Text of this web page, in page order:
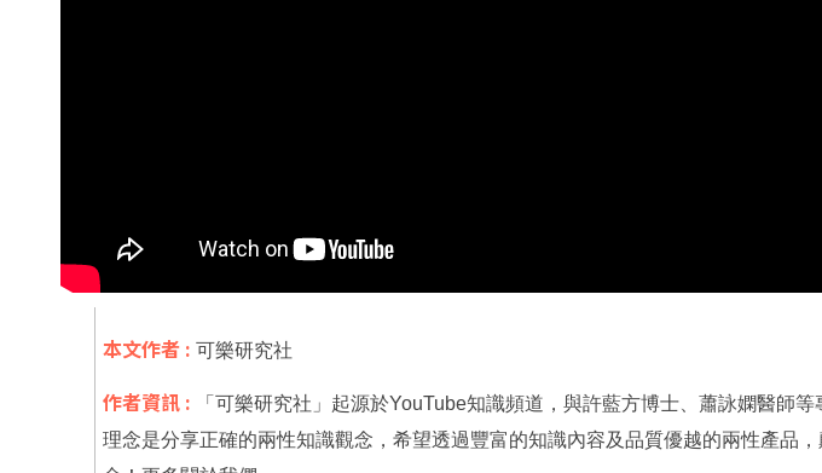
本文作者 : 可樂研究社
作者資訊 :
「可樂研究社」起源於YouTube知識頻道，與許藍方博士、蕭詠嫻醫師
理念是分享正確的兩性知識觀念，希望透過豐富的知識內容及品質優越的兩性產品